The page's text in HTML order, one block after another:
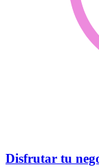
Disfrutar tu